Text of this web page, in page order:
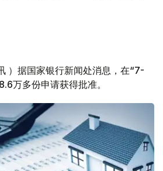
）据国家银行新闻处消息，在“7-
万多份申请获得批准。